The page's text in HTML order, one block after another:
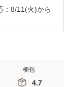
8/11(火)から
梱包
4.7